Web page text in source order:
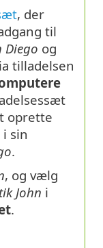
, der
til
Diego og
tilladelsen
oprette
sin
.
, og vælg
John i
.